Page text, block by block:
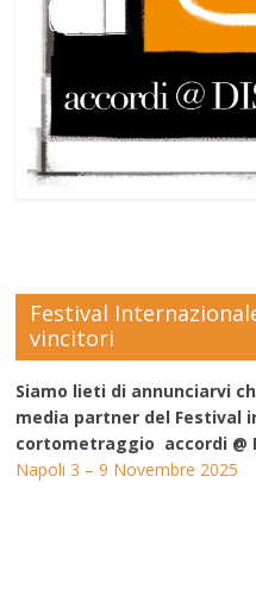
Festival
vincitori
Siamo lieti di annunciarvi
media partner del Festival
cortometraggio accordi @
Napoli 3 – 9 Novembre 2025